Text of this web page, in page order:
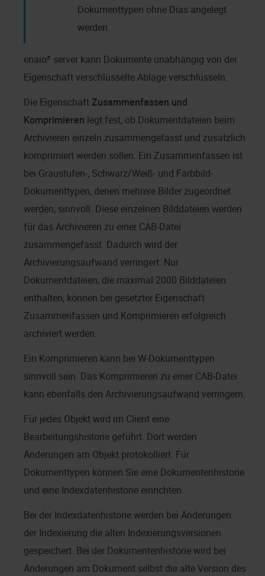
Dokumenttypen ohne Dias angelegt
werden.
enaio® server kann Dokumente unabhängig von der
Eigenschaft verschlüsselte Ablage verschlüsseln.
Die Eigenschaft Zusammenfassen und
Komprimieren legt fest, ob Dokumentdateien beim
Archivieren einzeln zusammengefasst und zusätzlich
komprimiert werden sollen. Ein Zusammenfassen ist
bei Graustufen-, Schwarz/Weiß- und Farbbild-
Dokumenttypen, denen mehrere Bilder zugeordnet
werden, sinnvoll. Diese einzelnen Bilddateien werden
für das Archivieren zu einer CAB-Datei
zusammengefasst. Dadurch wird der
Archivierungsaufwand verringert. Nur
Dokumentdateien, die maximal 2000 Bilddateien
enthalten, können bei gesetzter Eigenschaft
Zusammenfassen und Komprimieren erfolgreich
archiviert werden.
Ein Komprimieren kann bei W-Dokumenttypen
sinnvoll sein. Das Komprimieren zu einer CAB-Datei
kann ebenfalls den Archivierungsaufwand verringern.
Für jedes Objekt wird im Client eine
Bearbeitungshistorie geführt. Dort werden
Änderungen am Objekt protokolliert. Für
Dokumenttypen können Sie eine Dokumentenhistorie
und eine Indexdatenhistorie einrichten.
Bei der Indexdatenhistorie werden bei Änderungen
der Indexierung die alten Indexierungsversionen
gespeichert. Bei der Dokumentenhistorie wird bei
Änderungen am Dokument selbst die alte Version des